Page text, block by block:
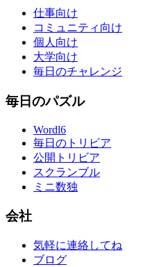
仕事向け
コミュニティ向け
個人向け
大学向け
毎日のチャレンジ
毎日のパズル
Wordl6
毎日のトリビア
公開トリビア
スクランブル
ミニ数独
会社
気軽に連絡してね
ブログ